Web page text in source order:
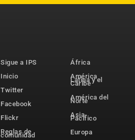
Sigue a IPS
Inicio
Twitter
Facebook
Flickr
Reglas de
comunidad
África
América
Latina y el
Caribe
América del
Norte
Asia-
Pacífico
Europa